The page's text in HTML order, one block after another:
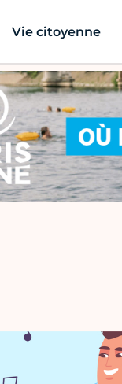
Vie citoyenne